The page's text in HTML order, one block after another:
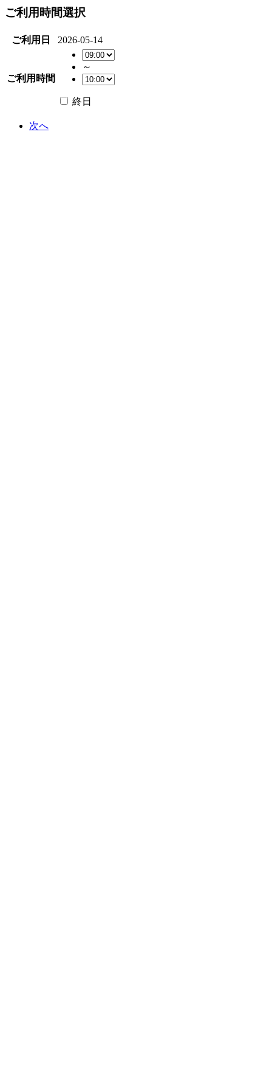
ご利用時間選択
ご利用日 2026-05-14
ご利用時間
～
終日
次へ